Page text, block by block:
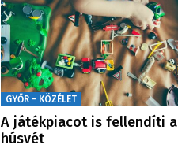
GYŐR - KÖZÉLET
A játékpiacot is fellendíti a
húsvét